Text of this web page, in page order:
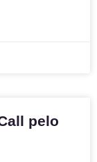
pelo